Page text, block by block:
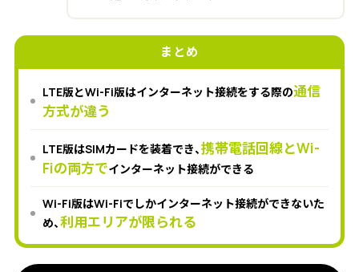
まとめ
LTE版とWi-Fi版はインターネット接続をする際の通信
方式が違う
LTE版はSIMカードを装着でき、携帯電話回線とWi-
Fiの両方でインターネット接続ができる
Wi-Fi版はWi-Fiでしかインターネット接続ができないた
め、利用エリアが限られる